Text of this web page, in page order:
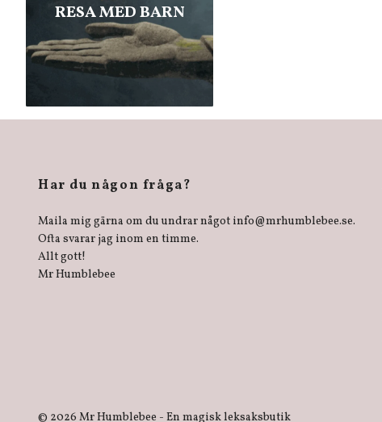
RESA MED BARN
Har du någon fråga?
Maila mig gärna om du undrar något info@mrhumblebee.se.
Ofta svarar jag inom en timme.
Allt gott!
Mr Humblebee
© 2026 Mr Humblebee - En magisk leksaksbutik